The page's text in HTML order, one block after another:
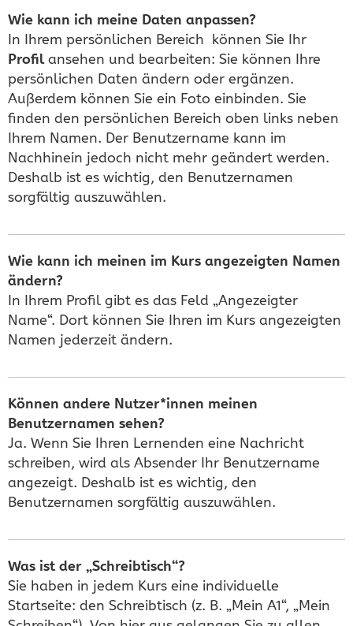
Wie kann ich meine Daten anpassen?
In Ihrem persönlichen Bereich können Sie Ihr
Profilansehen und bearbeiten: Sie können Ihre
persönlichen Daten ändern oder ergänzen.
Außerdem können Sie ein Foto einbinden. Sie
finden den persönlichen Bereich oben links neben
Ihrem Namen. Der Benutzername kann im
Nachhinein jedoch nicht mehr geändert werden.
Deshalb ist es wichtig, den Benutzernamen
sorgfältig auszuwählen.
Wie kann ich meinen im Kurs angezeigten Namen
ändern?
In Ihrem Profil gibt es das Feld „Angezeigter
Name“. Dort können Sie Ihren im Kurs angezeigten
Namen jederzeit ändern.
Können andere Nutzer*innen meinen
Benutzernamen sehen?
Ja. Wenn Sie Ihren Lernenden eine Nachricht
schreiben, wird als Absender Ihr Benutzername
angezeigt. Deshalb ist es wichtig, den
Benutzernamen sorgfältig auszuwählen.
Was ist der „Schreibtisch“?
Sie haben in jedem Kurs eine individuelle
Startseite: den Schreibtisch (z. B. „Mein A1“, „Mein